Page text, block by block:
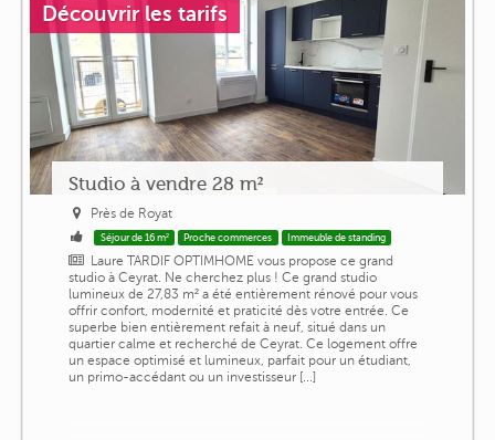
Découvrir les tarifs
Studio à vendre 28 m²
Près de Royat
Séjour de 16 m² Proche commerces Immeuble de standing
Laure TARDIF OPTIMHOME vous propose ce grand
studio à Ceyrat. Ne cherchez plus ! Ce grand studio
lumineux de 27,83 m² a été entièrement rénové pour vous
offrir confort, modernité et praticité dès votre entrée. Ce
superbe bien entièrement refait à neuf, situé dans un
quartier calme et recherché de Ceyrat. Ce logement offre
un espace optimisé et lumineux, parfait pour un étudiant,
un primo-accédant ou un investisseur [...]